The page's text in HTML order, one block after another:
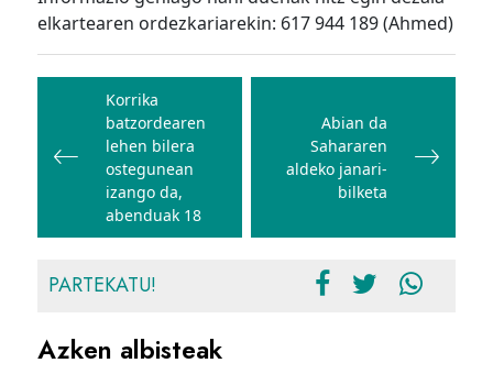
elkartearen ordezkariarekin: 617 944 189 (Ahmed)
Bidalketetan
zehar
nabigatu
Korrika
batzordearen
lehen bilera
ostegunean
izango da,
abenduak 18
Abian da
Sahararen
aldeko janari-
bilketa
PARTEKATU!
Azken albisteak